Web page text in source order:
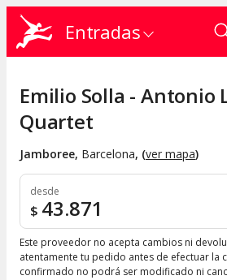
Entradas
Emilio Solla - Antonio
Quartet
Jamboree, Barcelona, (ver mapa)
desde
$ 43.871
Este proveedor no acepta cambios ni
atentamente tu pedido antes de efectuar la
confirmado no podrá ser modificado ni